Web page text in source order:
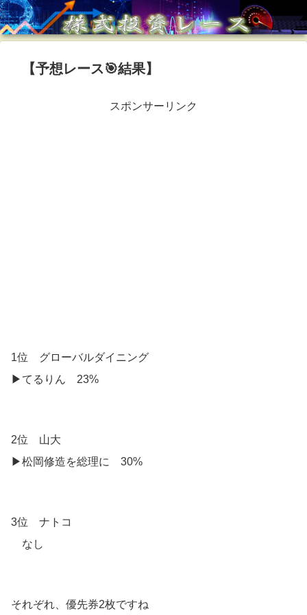
【予想レース🎯結果】
スポンサーリンク
1位 グローバルダイニング
▶︎てるりん 23%
2位 山大
▶︎松岡修造を総理に 30%
3位 ナトコ
なし
それぞれ、優先券2枚ですね